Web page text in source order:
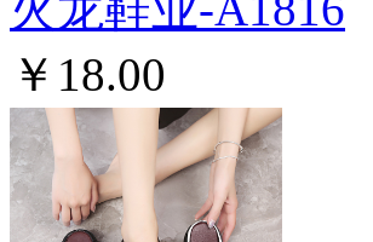
￥18.00